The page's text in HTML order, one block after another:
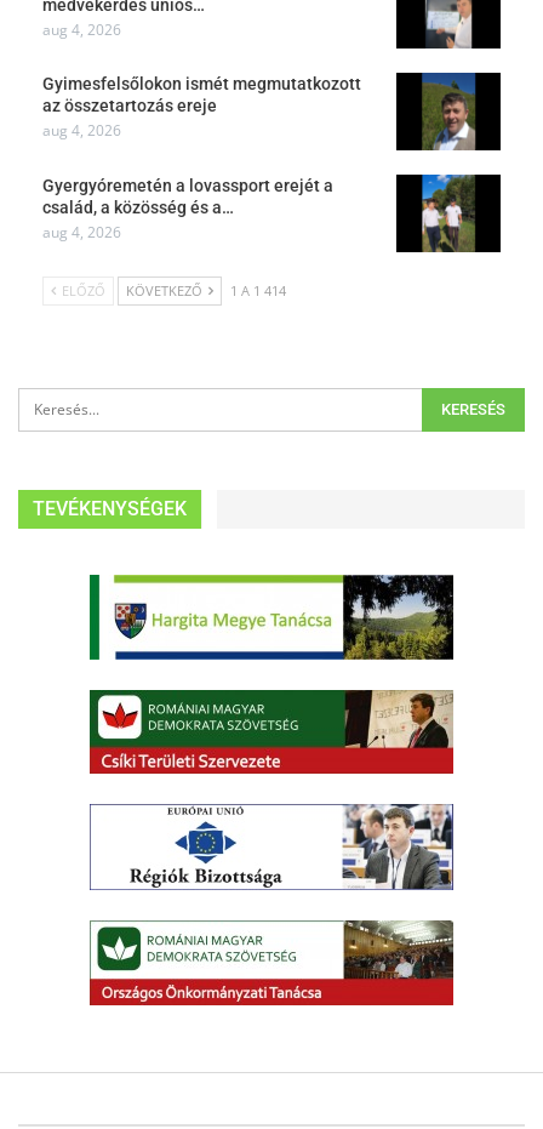
medvekérdés uniós…
aug 4, 2026
Gyimesfelsőlokon ismét megmutatkozott
az összetartozás ereje
aug 4, 2026
Gyergyóremetén a lovassport erejét a
család, a közösség és a…
aug 4, 2026
ELŐZŐ KÖVETKEZŐ 1 A 1 414
TEVÉKENYSÉGEK